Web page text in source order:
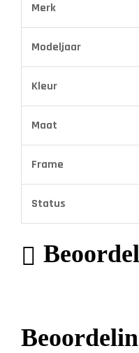
Merk
Modeljaar
Kleur
Maat
Frame
Status